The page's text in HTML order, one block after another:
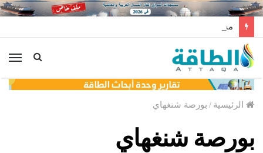
الرئيسية / بورصة شنغهاي
بورصة شنغهاي